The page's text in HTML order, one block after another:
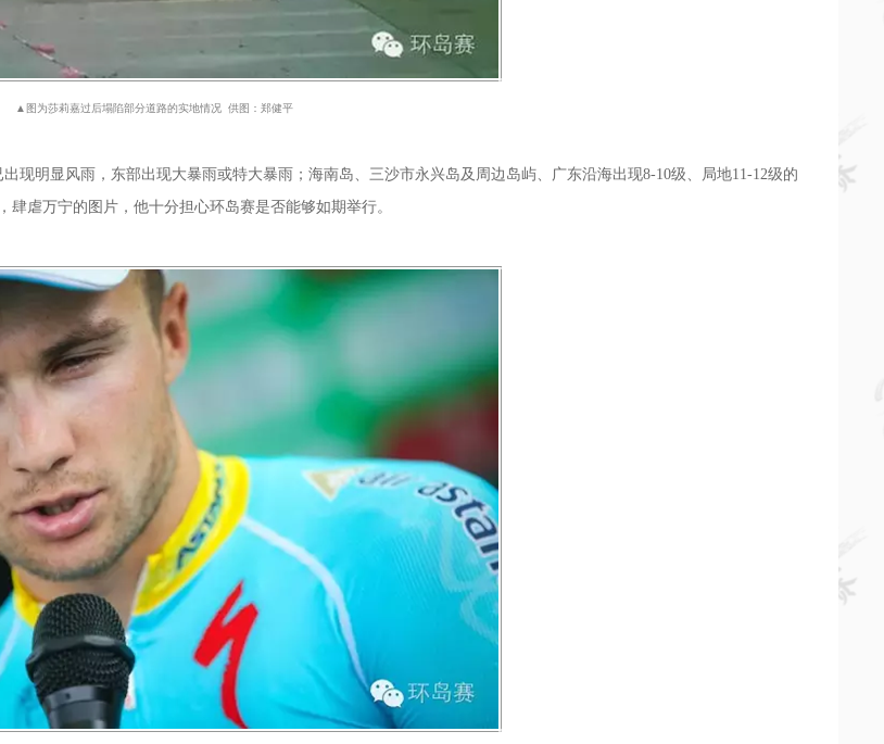
▲图为莎莉嘉过后塌陷部分道路的实地情况 供图：郑健平
明显风雨，东部出现大暴雨或特大暴雨；海南岛、三沙市永兴岛及周边岛屿、广东沿海出现8-10级、局地11-12级的
虐万宁的图片，他十分担心环岛赛是否能够如期举行。